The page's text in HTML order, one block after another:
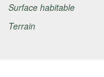
Surface habitable
Terrain